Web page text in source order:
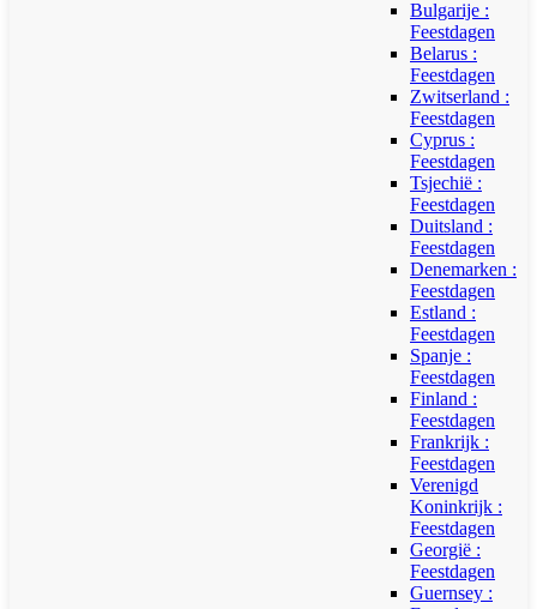
Bulgarije :
Feestdagen
Belarus :
Feestdagen
Zwitserland :
Feestdagen
Cyprus :
Feestdagen
Tsjechië :
Feestdagen
Duitsland :
Feestdagen
Denemarken :
Feestdagen
Estland :
Feestdagen
Spanje :
Feestdagen
Finland :
Feestdagen
Frankrijk :
Feestdagen
Verenigd
Koninkrijk :
Feestdagen
Georgië :
Feestdagen
Guernsey :